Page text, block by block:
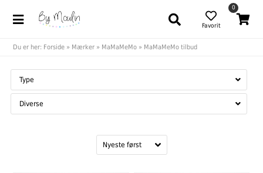
Favorit
0
Du er her: Forside » Mærker » MaMaMeMo » MaMaMeMo tilbud
Type
Diverse